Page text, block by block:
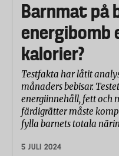
Barnmat på
energibomb
kalorier?
Testfakta har låtit
månaders bebisar.
energiinnehåll, fett och
färdigrätter måste
fylla barnets totala
5 JULI 2024